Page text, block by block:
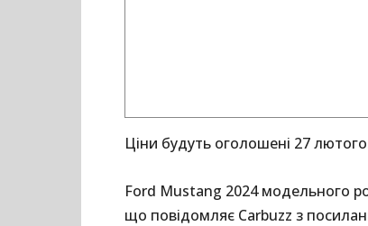
Ціни будуть оголошені 27
Ford Mustang 2024 модельного
що повідомляє Carbuzz з